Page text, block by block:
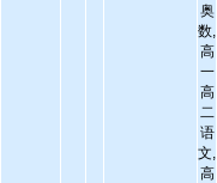
奥
数,
高
一
高
二
语
文,
高